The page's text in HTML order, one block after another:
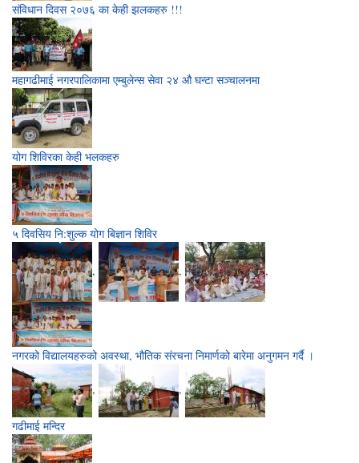
संविधान दिवस २०७६ का केही झलकहरु !!!
महागढीमाई नगरपालिकामा एम्बुलेन्स सेवा २४ औ घन्टा सञ्‍चालनमा
योग शिविरका केही भलकहरु
५ दिवसिय नि:शुल्क योग बिज्ञान शिविर
, , ,
नगरको विद्यालयहरुको अवस्था, भौतिक संरचना निमार्णको बारेमा अनुगमन गर्दै ।
, ,
गढीमाई मन्दिर